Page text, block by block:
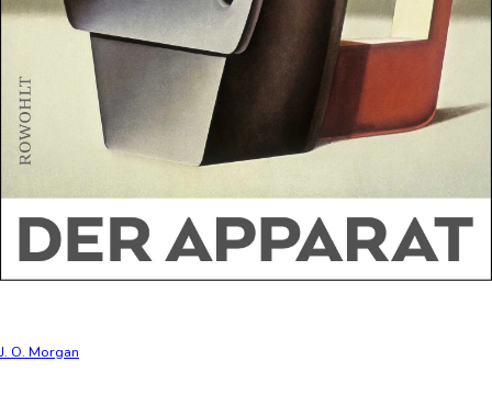
J. O. Morgan